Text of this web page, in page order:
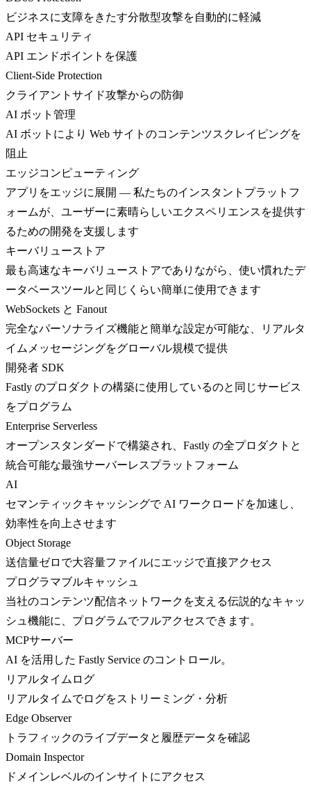
ビジネスに支障をきたす分散型攻撃を自動的に軽減
API セキュリティ
API エンドポイントを保護
Client-Side Protection
クライアントサイド攻撃からの防御
AI ボット管理
AI ボットにより Web サイトのコンテンツスクレイピングを
阻止
エッジコンピューティング
アプリをエッジに展開 — 私たちのインスタントプラットフ
ォームが、ユーザーに素晴らしいエクスペリエンスを提供す
るための開発を支援します
キーバリューストア
最も高速なキーバリューストアでありながら、使い慣れたデ
ータベースツールと同じくらい簡単に使用できます
WebSockets と Fanout
完全なパーソナライズ機能と簡単な設定が可能な、リアルタ
イムメッセージングをグローバル規模で提供
開発者 SDK
Fastly のプロダクトの構築に使用しているのと同じサービス
をプログラム
Enterprise Serverless
オープンスタンダードで構築され、Fastly の全プロダクトと
統合可能な最強サーバーレスプラットフォーム
AI
セマンティックキャッシングで AI ワークロードを加速し、
効率性を向上させます
Object Storage
送信量ゼロで大容量ファイルにエッジで直接アクセス
プログラマブルキャッシュ
当社のコンテンツ配信ネットワークを支える伝説的なキャッ
シュ機能に、プログラムでフルアクセスできます。
MCPサーバー
AI を活用した Fastly Service のコントロール。
リアルタイムログ
リアルタイムでログをストリーミング・分析
Edge Observer
トラフィックのライブデータと履歴データを確認
Domain Inspector
ドメインレベルのインサイトにアクセス